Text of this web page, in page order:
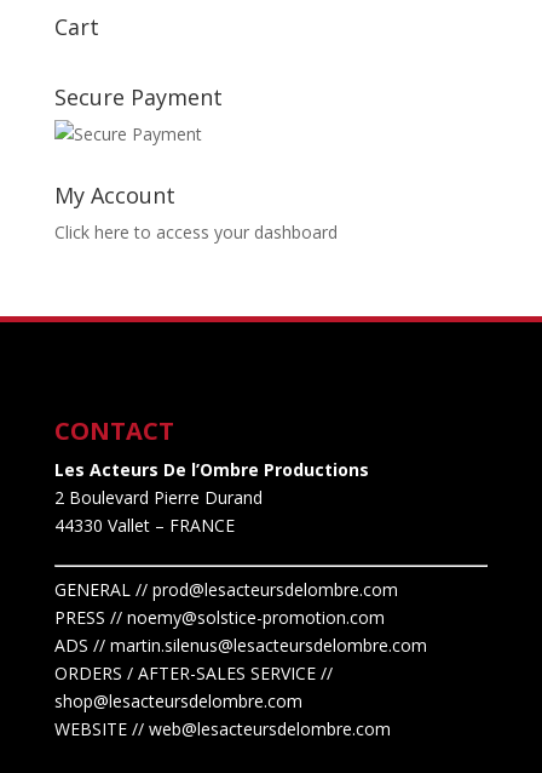
Cart
Secure Payment
My Account
Click here to access your dashboard
CONTACT
Les Acteurs De l’Ombre Productions
2 Boulevard Pierre Durand
44330 Vallet– FRANCE
GENERAL // prod@lesacteursdelombre.com
PRESS // noemy@solstice-promotion.com
ADS // martin.silenus@lesacteursdelombre.com
ORDERS / AFTER-SALES SERVICE //
shop@lesacteursdelombre.com
WEBSITE // web@lesacteursdelombre.com